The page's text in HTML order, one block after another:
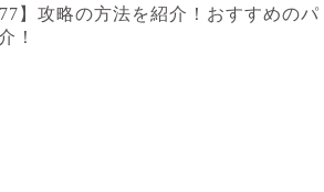
】攻略の方法を紹介！おすすめのパ
！